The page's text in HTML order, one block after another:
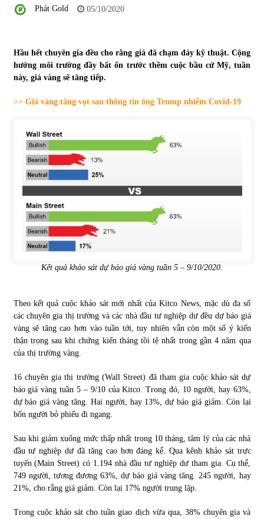
5/2022
Tự doanh ngày 3.6.2022: CTCK mua ròng 28,7 tỷ đồng
06/06/2022
Top 10 tỷ phú giàu nhất thế giới – Bảng xếp hạng 2022
Bất ổn từ các cuộc đấu giá đất ở Thanh Hoá
31/05/2022
Tiền gửi vào ngân hàng tiếp tục tăng mạnh
31/05/2022
S&P Ratings cập nhật xếp hạng tín nhiệm của
Vietcombank và Eximbank
Chứng khoán ngày 30/5/2022: Top 10 cổ phiếu nổi bật
31/05/2022
vốn hóa
09/11/2021
13/10/2021
Top 10 xe bán chạy nhất tháng 9/2021
13/10/2021
Phát Gold 05/10/2020
Hầu hết chuyên gia đều cho rằng giá đã chạm đáy kỹ thuật. Cộng
hưởng môi trường đầy bất ổn trước thềm cuộc bầu cử Mỹ, tuần
này, giá vàng sẽ tăng tiếp.
>> Giá vàng tăng vọt sau thông tin ông Trump nhiễm Covid-19
Kết quả khảo sát dự báo giá vàng tuần 5 – 9/10/2020.
Theo kết quả cuộc khảo sát mới nhất của Kitco News, mặc dù đa số
các chuyên gia thị trường và các nhà đầu tư nghiệp dư đều dự báo giá
vàng sẽ tăng cao hơn vào tuần tới, tuy nhiên vẫn còn một số ý kiến
thận trọng sau khi chứng kiến tháng tồi tệ nhất trong gần 4 năm qua
của thị trường vàng.
16 chuyên gia thị trường (Wall Street) đã tham gia cuộc khảo sát dự
báo giá vàng tuần 5 – 9/10 của Kitco. Trong đó, 10 người, hay 63%,
dự báo giá vàng tăng. Hai người, hay 13%, dự báo giá giảm. Còn lại
bốn người bỏ phiếu đi ngang.
Sau khi giảm xuống mức thấp nhất trong 10 tháng, tâm lý của các nhà
đầu tư nghiệp dư đã tăng cao hơn đáng kể. Qua kênh khảo sát trực
tuyến (Main Street) có 1.194 nhà đầu tư nghiệp dư tham gia. Cụ thể,
749 người, tương đương 63%, dự báo giá vàng tăng. 245 người, hay
21%, cho rằng giá giảm. Còn lại 17% người trung lập.
Trong cuộc khảo sát cho tuần giao dịch vừa qua, 38% chuyên gia và